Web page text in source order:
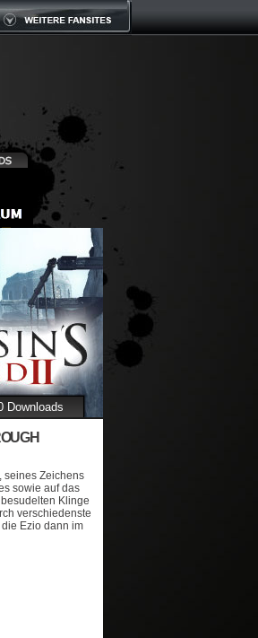
Downloads
seines Zeichens
sowie auf das
Klinge
verschiedenste
Ezio dann im